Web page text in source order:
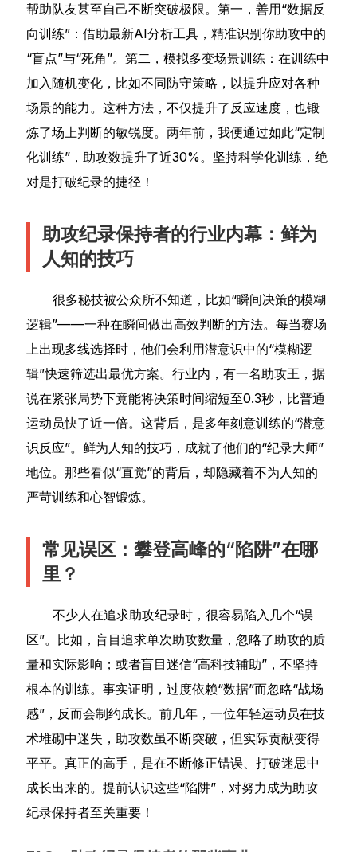
帮助队友甚至自己不断突破极限。第一，善用“数据反
向训练”：借助最新AI分析工具，精准识别你助攻中的
“盲点”与“死角”。第二，模拟多变场景训练：在训练中
加入随机变化，比如不同防守策略，以提升应对各种
场景的能力。这种方法，不仅提升了反应速度，也锻
炼了场上判断的敏锐度。两年前，我便通过如此“定制
化训练”，助攻数提升了近30%。坚持科学化训练，绝
对是打破纪录的捷径！
助攻纪录保持者的行业内幕：鲜为
人知的技巧
很多秘技被公众所不知道，比如“瞬间决策的模糊
逻辑”——一种在瞬间做出高效判断的方法。每当赛场
上出现多线选择时，他们会利用潜意识中的“模糊逻
辑”快速筛选出最优方案。行业内，有一名助攻王，据
说在紧张局势下竟能将决策时间缩短至0.3秒，比普通
运动员快了近一倍。这背后，是多年刻意训练的“潜意
识反应”。鲜为人知的技巧，成就了他们的“纪录大师”
地位。那些看似“直觉”的背后，却隐藏着不为人知的
严苛训练和心智锻炼。
常见误区：攀登高峰的“陷阱”在哪
里？
不少人在追求助攻纪录时，很容易陷入几个“误
区”。比如，盲目追求单次助攻数量，忽略了助攻的质
量和实际影响；或者盲目迷信“高科技辅助”，不坚持
根本的训练。事实证明，过度依赖“数据”而忽略“战场
感”，反而会制约成长。前几年，一位年轻运动员在技
术堆砌中迷失，助攻数虽不断突破，但实际贡献变得
平平。真正的高手，是在不断修正错误、打破迷思中
成长出来的。提前认识这些“陷阱”，对努力成为助攻
纪录保持者至关重要！